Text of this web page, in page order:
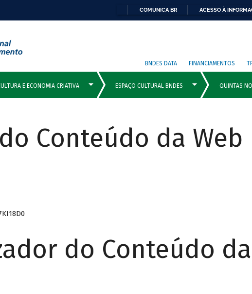
COMUNICA BR ACESSO À
BNDES DATA FINANCIAMENTOS
Conteúdo da Web
do Conteúdo da